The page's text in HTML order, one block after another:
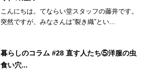
こんにちは。てならい堂スタッフの藤井です。
突然ですが、みなさんは”裂き織”とい...
暮らしのコラム #28 直す人たち⑤洋服の虫
食い穴...